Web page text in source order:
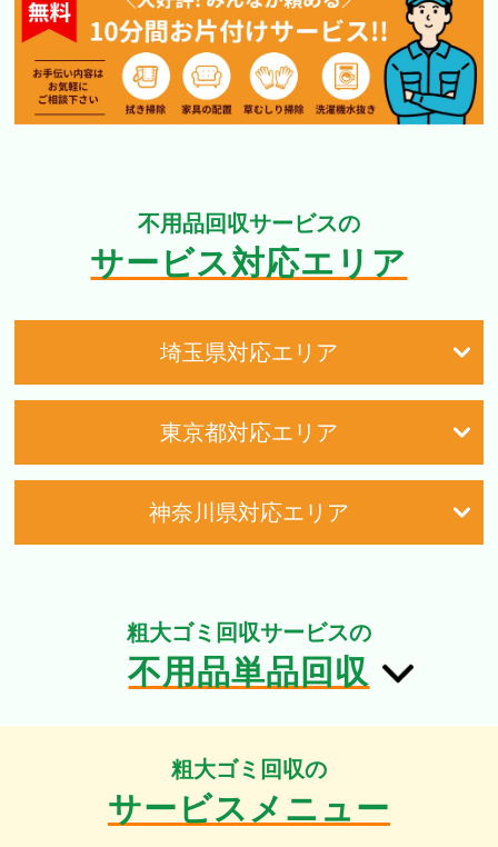
不用品回収サービスの
サービス対応エリア
埼玉県対応エリア
東京都対応エリア
神奈川県対応エリア
粗大ゴミ回収サービスの
不用品単品回収
粗大ゴミ回収の
サービスメニュー